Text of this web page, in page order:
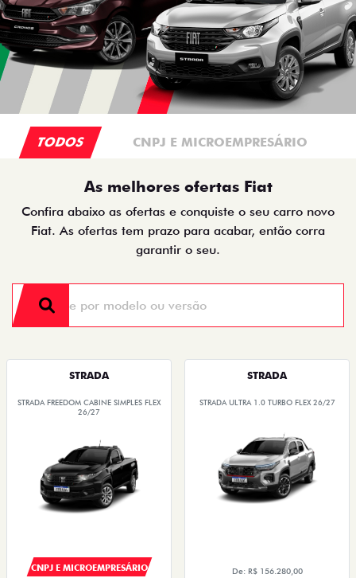
TODOS CNPJ E MICROEMPRESÁRIO
As melhores ofertas Fiat
Confira abaixo as ofertas e conquiste o seu carro novo
Fiat. As ofertas tem prazo para acabar, então corra
garantir o seu.
STRADA
STRADA FREEDOM CABINE SIMPLES FLEX
26/27
CNPJ E MICROEMPRESÁRIO
STRADA
STRADA ULTRA 1.0 TURBO FLEX 26/27
De: R$ 156.280,00